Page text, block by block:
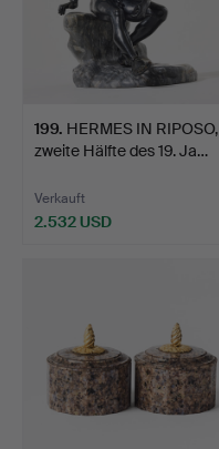
199. HERMES IN RIPOSO,
zweite Hälfte des 19. Ja…
Verkauft
2.532 USD